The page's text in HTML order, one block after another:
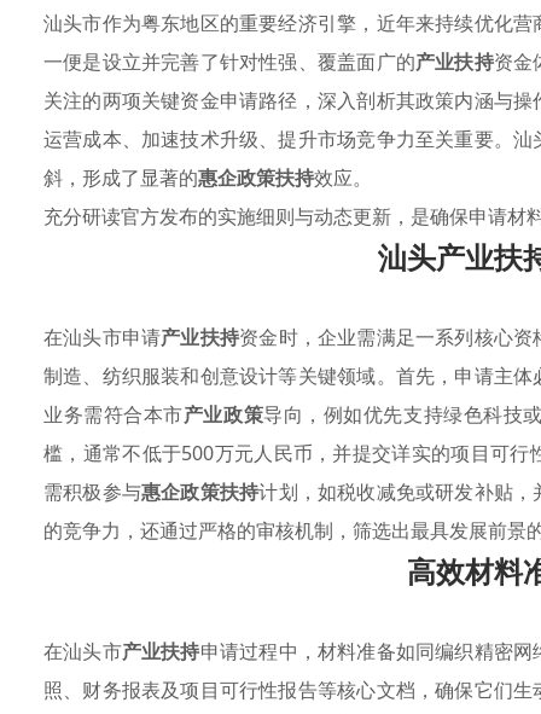
汕头市作为粤东地区的重要经济引擎，近年来持续优化
一便是设立并完善了针对性强、覆盖面广的产业扶持资金
关注的两项关键资金申请路径，深入剖析其政策内涵与
运营成本、加速技术升级、提升市场竞争力至关重要。汕
斜，形成了显著的惠企政策扶持效应。
充分研读官方发布的实施细则与动态更新，是确保申请材
汕头产业扶
在汕头市申请产业扶持资金时，企业需满足一系列核心
制造、纺织服装和创意设计等关键领域。首先，申请主
业务需符合本市产业政策导向，例如优先支持绿色科技
槛，通常不低于500万元人民币，并提交详实的项目可
需积极参与惠企政策扶持计划，如税收减免或研发补贴
的竞争力，还通过严格的审核机制，筛选出最具发展前景
高效材料
在汕头市产业扶持申请过程中，材料准备如同编织精密
照、财务报表及项目可行性报告等核心文档，确保它们